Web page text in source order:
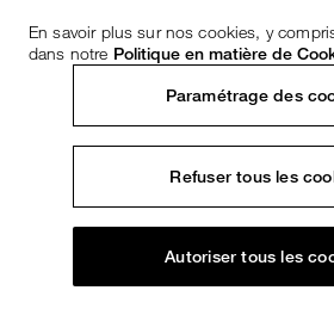
En savoir plus sur nos cookies, y
dans notre Politique en matière de
Paramétrage des
Refuser tous les
Autoriser tous les